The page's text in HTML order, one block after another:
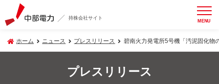
持株会社サイト MENU
ホーム ニュース プレスリリース 碧南火力発電所5号機「汚泥固化物
プレスリリース